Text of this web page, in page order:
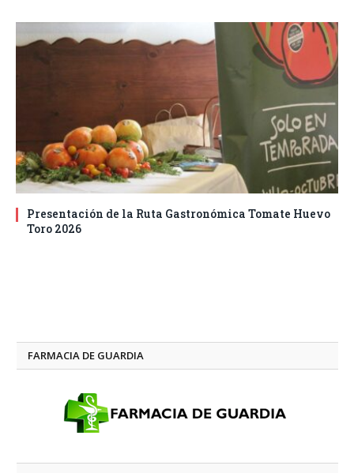
Presentación de la Ruta Gastronómica Tomate Huevo
Toro 2026
FARMACIA DE GUARDIA